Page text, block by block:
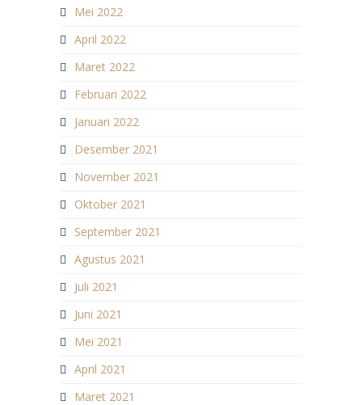
Mei 2022
April 2022
Maret 2022
Februari 2022
Januari 2022
Desember 2021
November 2021
Oktober 2021
September 2021
Agustus 2021
Juli 2021
Juni 2021
Mei 2021
April 2021
Maret 2021